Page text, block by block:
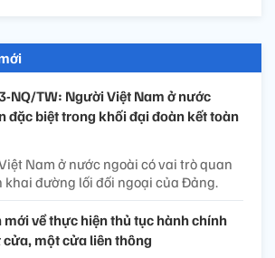
NQ/TW: Người Việt Nam ở nước
đặc biệt trong khối đại đoàn kết toàn
Nam ở nước ngoài có vai trò quan
đường lối đối ngoại của Đảng.
mới về thực hiện thủ tục hành chính
cửa, một cửa liên thông